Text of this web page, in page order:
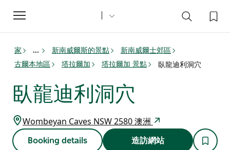
Toggle
navigation
家 ... 新南威爾斯的景點
新南威爾士郊區
古爾本地區
塔拉爾加 塔拉爾加 景點 臥龍迪利洞穴
臥龍迪利洞穴
Wombeyan Caves NSW 2580 澳洲
Booking details 造訪網站